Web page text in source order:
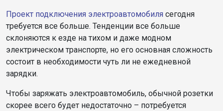
Проект подключения электроавтомобиля сегодня
требуется все больше. Тенденции все больше
склоняются к езде на тихом и даже модном
электрическом транспорте, но его основная сложность
состоит в необходимости чуть ли не ежедневной
зарядки.
Чтобы заряжать электроавтомобиль, обычной розетки
скорее всего будет недостаточно – потребуется